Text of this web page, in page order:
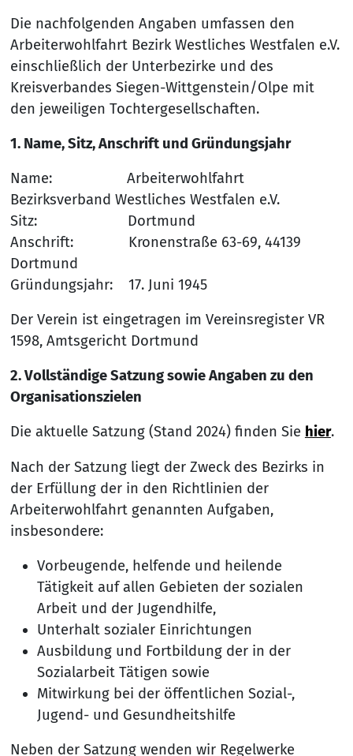
Die nachfolgenden Angaben umfassen den
Arbeiterwohlfahrt Bezirk Westliches Westfalen e.V.
einschließlich der Unterbezirke und des
Kreisverbandes Siegen-Wittgenstein/Olpe mit
den jeweiligen Tochtergesellschaften.
1. Name, Sitz, Anschrift und Gründungsjahr
Name: Arbeiterwohlfahrt
Bezirksverband Westliches Westfalen e.V.
Sitz: Dortmund
Anschrift: Kronenstraße 63-69, 44139
Dortmund
Gründungsjahr: 17. Juni 1945
Der Verein ist eingetragen im Vereinsregister VR
1598, Amtsgericht Dortmund
2. Vollständige Satzung sowie Angaben zu den
Organisationszielen
Die aktuelle Satzung (Stand 2024) finden Sie hier.
Nach der Satzung liegt der Zweck des Bezirks in
der Erfüllung der in den Richtlinien der
Arbeiterwohlfahrt genannten Aufgaben,
insbesondere:
Vorbeugende, helfende und heilende
Tätigkeit auf allen Gebieten der sozialen
Arbeit und der Jugendhilfe,
Unterhalt sozialer Einrichtungen
Ausbildung und Fortbildung der in der
Sozialarbeit Tätigen sowie
Mitwirkung bei der öffentlichen Sozial-,
Jugend- und Gesundheitshilfe
Neben der Satzung wenden wir Regelwerke